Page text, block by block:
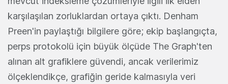
karşılaşılan zorluklardan ortaya çıktı. Denham
Preen'in paylaştığı bilgilere göre; ekip başlangıçta,
perps protokolü için büyük ölçüde The Graph'ten
alınan alt grafiklere güvendi, ancak verilerimiz
ölçeklendikçe, grafiğin geride kalmasıyla veri